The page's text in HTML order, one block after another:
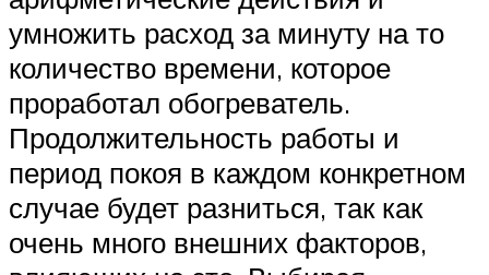
умножить расход за минуту на то
количество времени, которое
проработал обогреватель.
Продолжительность работы и
период покоя в каждом конкретном
случае будет разниться, так как
очень много внешних факторов,